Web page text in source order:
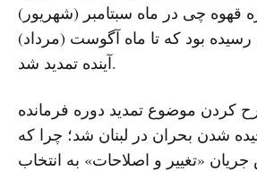
قهوه چی در ماه سبتامبر (شهریور)
رسیده بود که تا ماه آگوست (مرداد)
آینده تمدید شد.
کردن موضوع تمدید دوره فرمانده
شدن بحران در لبنان شد؛ چرا که
«تغییر و اصلاحات» به انتخاب